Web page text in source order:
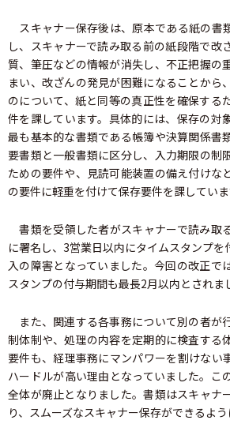
スキャナー保存後は、原本である紙の書
し、スキャナーで読み取る前の紙段階で改
質、筆圧などの情報が消失し、不正把握の
まい、改ざんの発見が困難になることから
のについて、紙と同等の真正性を確保する
件を課しています。具体的には、保存の対
最も基本的な書類である帳簿や決算関係書
要書類と一般書類に区分し、入力期限の制
ための要件や、見読可能装置の備え付けな
の要件に軽重を付けて保存要件を課していま
書類を受領した者がスキャナーで読み取
に署名し、3営業日以内にタイムスタンプ
入の障害となっていました。今回の改正で
スタンプの付与期間も最長2月以内とされま
また、関連する各事務について別の者が
制体制や、処理の内容を定期的に検査する
要件も、経理事務にマンパワーを割けない
ハードルが高い理由となっていました。こ
全体が廃止となりました。書類はスキャナ
り、スムーズなスキャナー保存ができるよう